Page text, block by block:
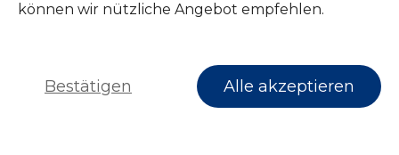
Impressum
können wir nützliche Angebot empfehlen.
Bestätigen Alle akzeptieren